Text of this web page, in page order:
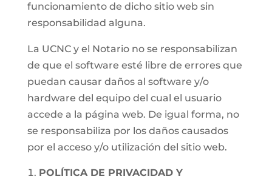
funcionamiento de dicho sitio web sin
responsabilidad alguna.
La UCNC y el Notario no se responsabilizan
de que el software esté libre de errores que
puedan causar daños al software y/o
hardware del equipo del cual el usuario
accede a la página web. De igual forma, no
se responsabiliza por los daños causados
por el acceso y/o utilización del sitio web.
POLÍTICA DE PRIVACIDAD Y